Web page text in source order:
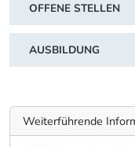
OFFENE STELLEN
AUSBILDUNG
Weiterführende